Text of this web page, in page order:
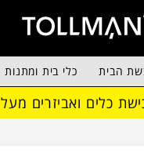
הבית כלי בית ומתנות
כלים ואביזרים מעל